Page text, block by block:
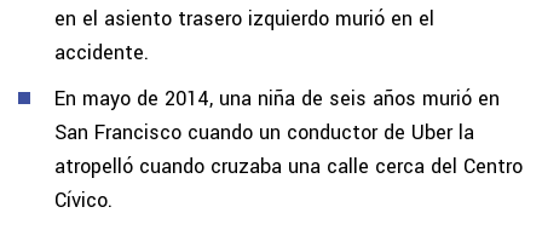
en el asiento trasero izquierdo murió en el
accidente.
En mayo de 2014, una niña de seis años murió en
San Francisco cuando un conductor de Uber la
atropelló cuando cruzaba una calle cerca del Centro
Cívico.